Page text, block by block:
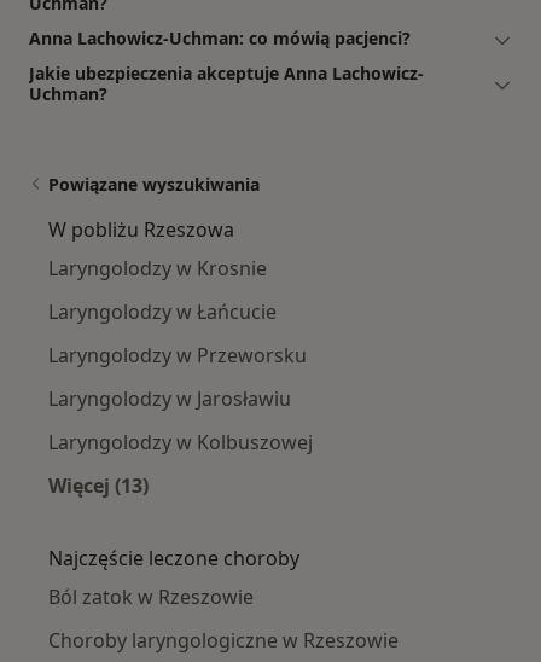
Anna Lachowicz-Uchman: co mówią pacjenci?
Jakie ubezpieczenia akceptuje Anna Lachowicz-
Uchman?
Powiązane wyszukiwania
W pobliżu Rzeszowa
Laryngolodzy w Krosnie
Laryngolodzy w Łańcucie
Laryngolodzy w Przeworsku
Laryngolodzy w Jarosławiu
Laryngolodzy w Kolbuszowej
Więcej (13)
Najczęście leczone choroby
Ból zatok w Rzeszowie
Choroby laryngologiczne w Rzeszowie